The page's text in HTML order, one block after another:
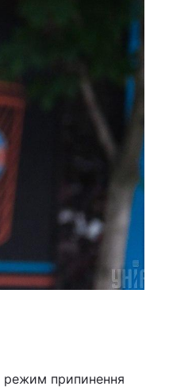
режим припинення